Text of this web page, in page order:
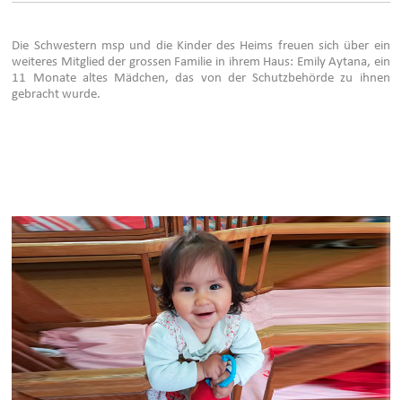
Die Schwestern msp und die Kinder des Heims freuen sich über ein
weiteres Mitglied der grossen Familie in ihrem Haus: Emily Aytana, ein
11 Monate altes Mädchen, das von der Schutzbehörde zu ihnen
gebracht wurde.